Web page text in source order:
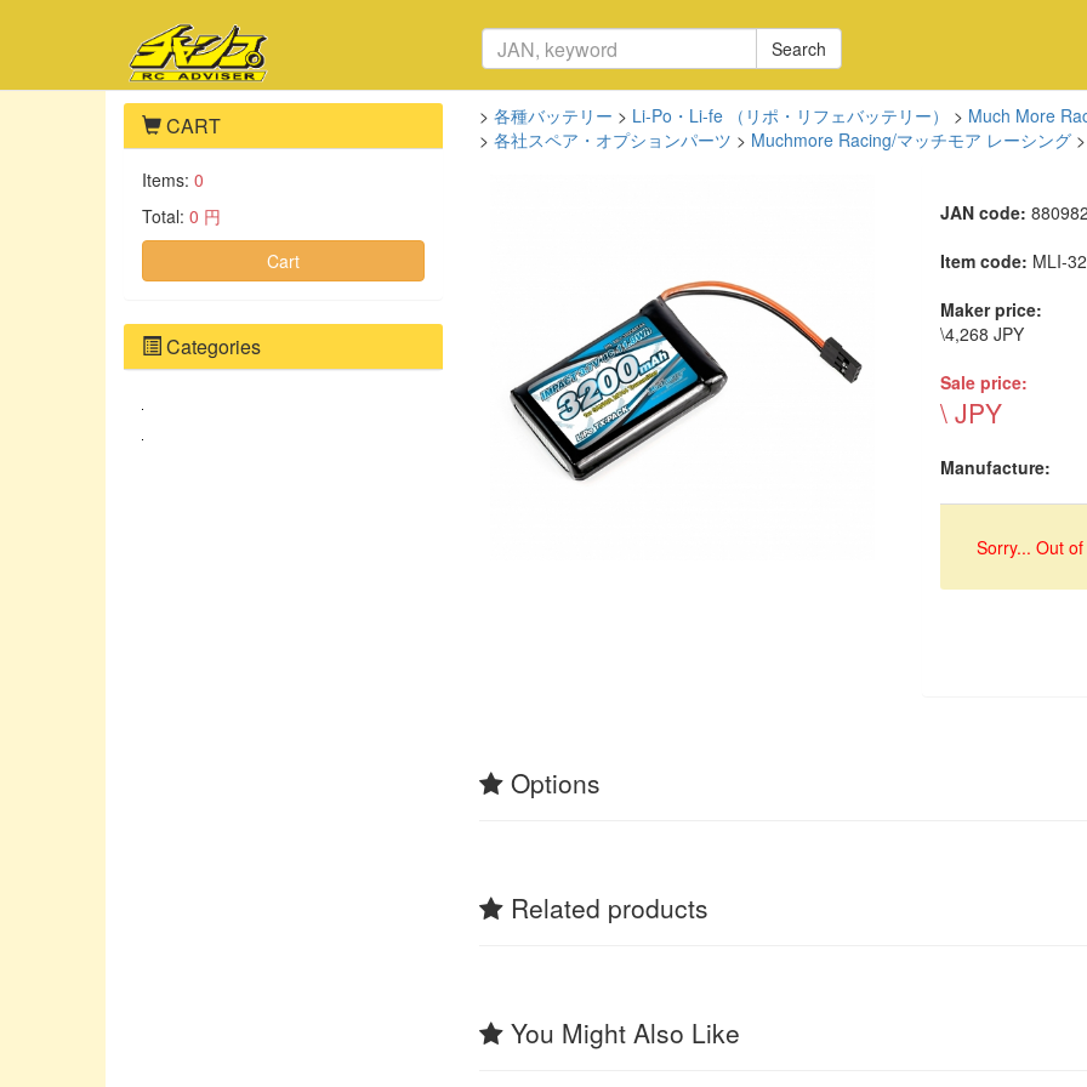
Search
> 各種バッテリー > Li-Po・Li-fe （リポ・リフェバッテリー） > Much More
> 各社スペア・オプションパーツ > Muchmore Racing/マッチモア レーシング>
JAN code:
Item code: MLI-
Maker price:
\4,268 JPY
Sale price:
\ JPY
Manufacture:
Sorry... Out
Options
Related products
You Might Also Like
CART
Items: 0
Total: 0 円
Cart
Categories